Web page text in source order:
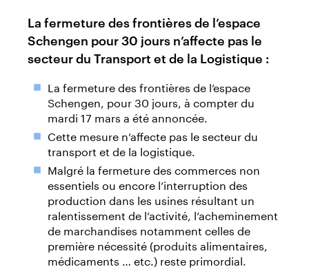
La fermeture des frontières de l’espace
Schengen pour 30 jours n’affecte pas le
secteur du Transport et de la Logistique :
La fermeture des frontières de l’espace
Schengen, pour 30 jours, à compter du
mardi 17 mars a été annoncée.
Cette mesure n’affecte pas le secteur du
transport et de la logistique.
Malgré la fermeture des commerces non
essentiels ou encore l’interruption des
production dans les usines résultant un
ralentissement de l’activité, l’acheminement
de marchandises notamment celles de
première nécessité (produits alimentaires,
médicaments … etc.) reste primordial.